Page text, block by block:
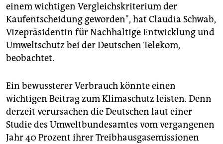
einem wichtigen Vergleichskriterium der
Kaufentscheidung geworden", hat Claudia Schwab,
Vizepräsidentin für Nachhaltige Entwicklung und
Umweltschutz bei der Deutschen Telekom,
beobachtet.
Ein bewussterer Verbrauch könnte einen
wichtigen Beitrag zum Klimaschutz leisten. Denn
derzeit verursachen die Deutschen laut einer
Studie des Umweltbundesamtes vom vergangenen
Jahr 40 Prozent ihrer Treibhausgasemissionen